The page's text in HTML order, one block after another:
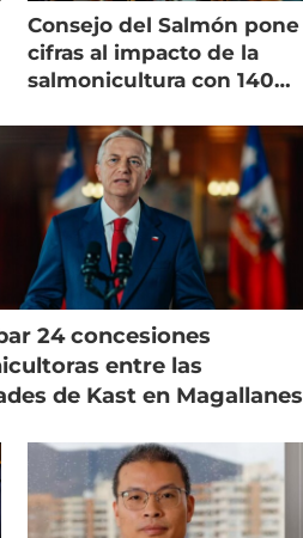
Consejo del Salmón pone
cifras al impacto de la
salmonicultura con 140
24 concesiones
entre las
de Kast en Magallanes